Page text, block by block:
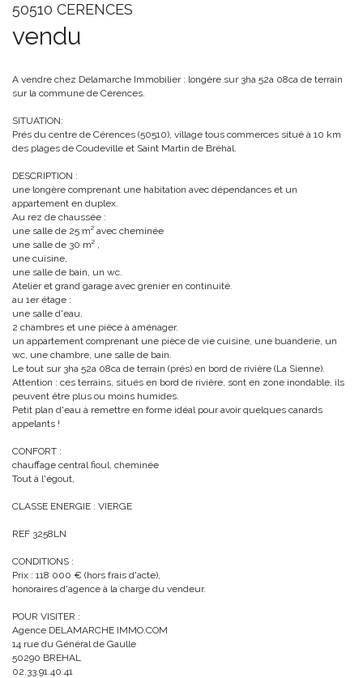
50510 CERENCES
vendu
A vendre chez Delamarche Immobilier : longère sur 3ha 52a 08ca de terrain
sur la commune de Cérences.
SITUATION:
Prés du centre de Cérences (50510), village tous commerces situé à 10 km
des plages de Coudeville et Saint Martin de Bréhal.
DESCRIPTION :
une longère comprenant une habitation avec dépendances et un
appartement en duplex.
Au rez de chaussée :
une salle de 25 m² avec cheminée
une salle de 30 m² ,
une cuisine,
une salle de bain, un wc.
Atelier et grand garage avec grenier en continuité.
au 1er étage :
une salle d'eau,
2 chambres et une pièce à aménager.
un appartement comprenant une pièce de vie cuisine, une buanderie, un
wc, une chambre, une salle de bain.
Le tout sur 3ha 52a 08ca de terrain (prés) en bord de rivière (La Sienne).
Attention : ces terrains, situés en bord de rivière, sont en zone inondable, ils
peuvent être plus ou moins humides.
Petit plan d'eau à remettre en forme idéal pour avoir quelques canards
appelants !
CONFORT :
chauffage central fioul, cheminée
Tout à l'égout,
CLASSE ENERGIE : VIERGE
REF 3258LN
CONDITIONS :
Prix : 118 000 € (hors frais d'acte),
honoraires d'agence à la charge du vendeur.
POUR VISITER :
Agence DELAMARCHE IMMO.COM
14 rue du Général de Gaulle
50290 BREHAL
02.33.91.40.41